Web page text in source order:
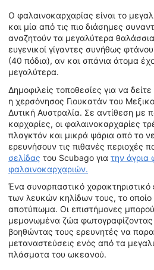
Ο φαλαινοκαρχαρίας είναι το
και μία από τις πιο διάσημες
αναζητούν τα μεγαλύτερα
ευγενικοί γίγαντες συνήθως
(40 πόδια), αν και σπάνια άτομα
μεγαλύτερα.
Δημοφιλείς τοποθεσίες για να
η χερσόνησος Γιουκατάν του
Δυτική Αυστραλία. Σε αντίθεση με
καρχαρίες, οι φαλαινοκαρχαρίες
πλαγκτόν και μικρά ψάρια από το
ερευνήσουν τις πιθανές περιοχές
σελίδας του Scubago για την άγρια
φαλαινοκαρχαριών.
Ένα συναρπαστικό χαρακτηριστικό
των λευκών κηλίδων τους, το οποίο
αποτύπωμα. Οι επιστήμονες
μεμονωμένα ζώα φωτογραφίζοντας
βοηθώντας τους ερευνητές να
μεταναστεύσεις ενός από τα
πλάσματα του ωκεανού.